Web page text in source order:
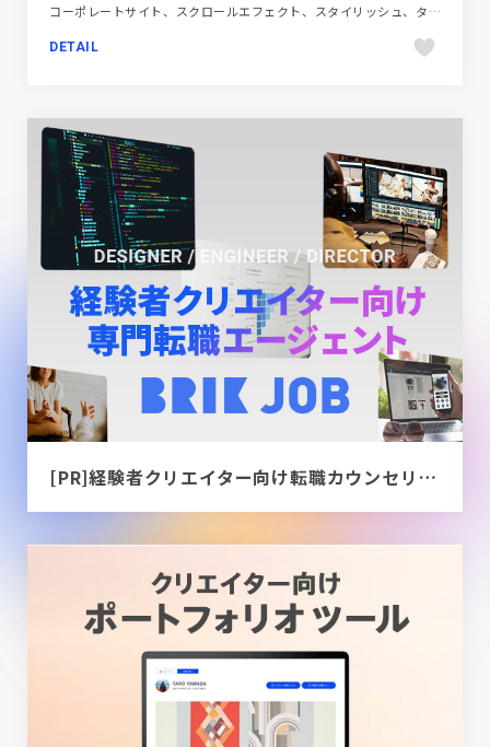
コーポレートサイト、スクロールエフェクト、スタイリッシュ、タイポグラフィー、ダイナミック、テクノロジー・サイエンス、ブラック系 、ブランド・サービスサイト、多言語対応、海外サイト、自動車・乗り物・交通
DETAIL
[PR]経験者クリエイター向け転職カウンセリング｜デザイナー / ディレクター / エンジニア